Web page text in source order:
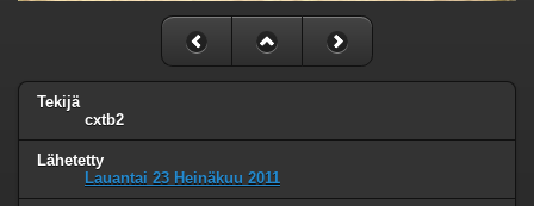
Tekijä
cxtb2
Lähetetty
Lauantai 23 Heinäkuu 2011